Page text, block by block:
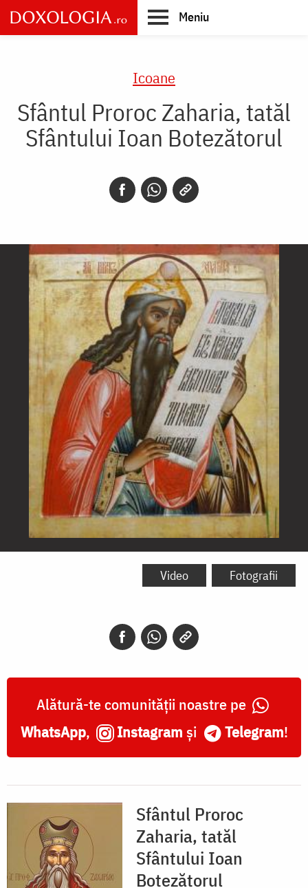
Skip
to
main
Meniu
Icoane
Sfântul Proroc Zaharia, tatăl
Sfântului Ioan Botezătorul
Sfântul
Botezătorul
Video Fotografii
Alătură-te comunității noastre pe
WhatsApp, Instagram și Telegram!
Sfântul Proroc
Zaharia, tatăl
Sfântului Ioan
Botezătorul